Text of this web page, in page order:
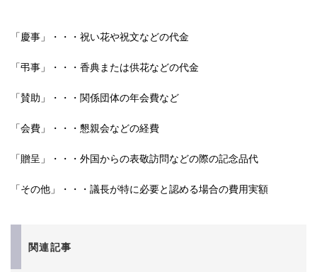
「慶事」・・・祝い花や祝文などの代金
「弔事」・・・香典または供花などの代金
「賛助」・・・関係団体の年会費など
「会費」・・・懇親会などの経費
「贈呈」・・・外国からの表敬訪問などの際の記念品代
「その他」・・・議長が特に必要と認める場合の費用実額
関連記事